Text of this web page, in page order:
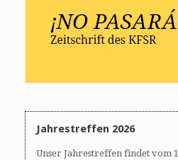
Jahrestreffen 2026
Unser Jahrestreffen findet vom